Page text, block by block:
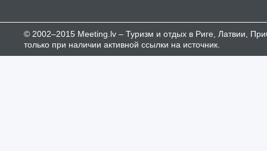
© 2002–2015 Meeting.lv – Туризм и отдых в Риге, Латвии,
только при наличии активной ссылки на источник.